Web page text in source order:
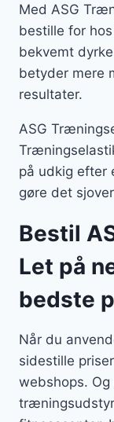
Med ASG
bestille for
bekvemt
betyder mere
resultater.
ASG
på udkig efter
gøre det
Bestil
Let på
bedste
Når du
sidestille
webshops.